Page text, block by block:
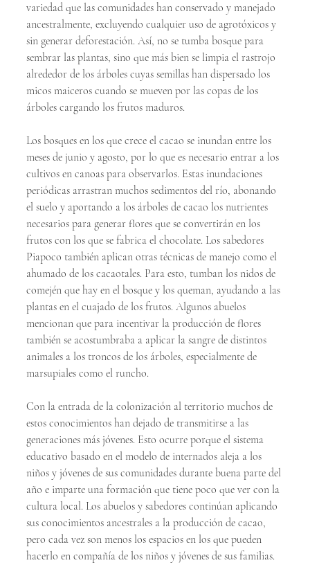
variedad que las comunidades han conservado y manejado
ancestralmente, excluyendo cualquier uso de agrotóxicos y
sin generar deforestación. Así, no se tumba bosque para
sembrar las plantas, sino que más bien se limpia el rastrojo
alrededor de los árboles cuyas semillas han dispersado los
micos maiceros cuando se mueven por las copas de los
árboles cargando los frutos maduros.
Los bosques en los que crece el cacao se inundan entre los
meses de junio y agosto, por lo que es necesario entrar a los
cultivos en canoas para observarlos. Estas inundaciones
periódicas arrastran muchos sedimentos del río, abonando
el suelo y aportando a los árboles de cacao los nutrientes
necesarios para generar flores que se convertirán en los
frutos con los que se fabrica el chocolate. Los sabedores
Piapoco también aplican otras técnicas de manejo como el
ahumado de los cacaotales. Para esto, tumban los nidos de
comején que hay en el bosque y los queman, ayudando a las
plantas en el cuajado de los frutos. Algunos abuelos
mencionan que para incentivar la producción de flores
también se acostumbraba a aplicar la sangre de distintos
animales a los troncos de los árboles, especialmente de
marsupiales como el runcho.
Con la entrada de la colonización al territorio muchos de
estos conocimientos han dejado de transmitirse a las
generaciones más jóvenes. Esto ocurre porque el sistema
educativo basado en el modelo de internados aleja a los
niños y jóvenes de sus comunidades durante buena parte del
año e imparte una formación que tiene poco que ver con la
cultura local. Los abuelos y sabedores continúan aplicando
sus conocimientos ancestrales a la producción de cacao,
pero cada vez son menos los espacios en los que pueden
hacerlo en compañía de los niños y jóvenes de sus familias.